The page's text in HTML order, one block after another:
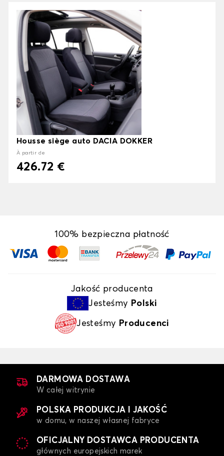
Housse siège auto DACIA DOKKER
À partir de
426.72 €
100% bezpieczna płatność
Jakość producenta
Jesteśmy Polski
Jesteśmy Producenci
DARMOWA DOSTAWA
W całej witrynie
POLSKA PRODUKCJA I JAKOŚĆ
w domu, w naszej własnej fabryce
OFICJALNY DOSTAWCA PRODUCENTA
głównych europejskich marek